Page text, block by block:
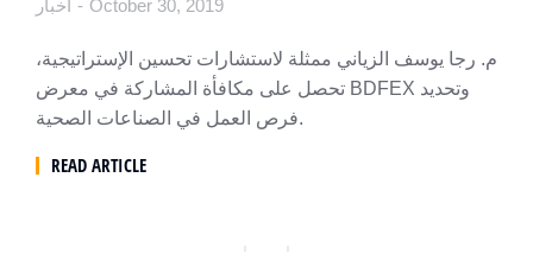
أخبار October 30, 2019
م. رجا يوسف الزياني ممثلة لاستشارات تحسين الإستراتيجية،
تحصل على مكافأة المشاركة في معرض BDFEX وتحديد
فرص العمل في الصناعات الصحية.
READ ARTICLE